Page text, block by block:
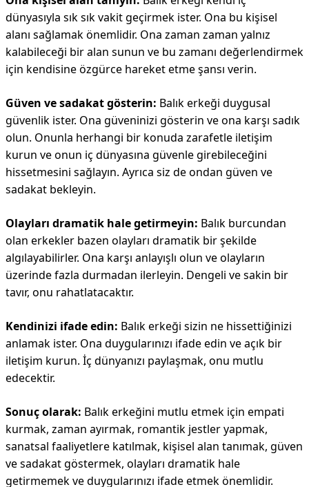
dünyasıyla sık sık vakit geçirmek ister. Ona bu kişisel
alanı sağlamak önemlidir. Ona zaman zaman yalnız
kalabileceği bir alan sunun ve bu zamanı değerlendirmek
için kendisine özgürce hareket etme şansı verin.
Güven ve sadakat gösterin: Balık erkeği duygusal
güvenlik ister. Ona güveninizi gösterin ve ona karşı sadık
olun. Onunla herhangi bir konuda zarafetle iletişim
kurun ve onun iç dünyasına güvenle girebileceğini
hissetmesini sağlayın. Ayrıca siz de ondan güven ve
sadakat bekleyin.
Olayları dramatik hale getirmeyin: Balık burcundan
olan erkekler bazen olayları dramatik bir şekilde
algılayabilirler. Ona karşı anlayışlı olun ve olayların
üzerinde fazla durmadan ilerleyin. Dengeli ve sakin bir
tavır, onu rahatlatacaktır.
Kendinizi ifade edin: Balık erkeği sizin ne hissettiğinizi
anlamak ister. Ona duygularınızı ifade edin ve açık bir
iletişim kurun. İç dünyanızı paylaşmak, onu mutlu
edecektir.
Sonuç olarak: Balık erkeğini mutlu etmek için empati
kurmak, zaman ayırmak, romantik jestler yapmak,
sanatsal faaliyetlere katılmak, kişisel alan tanımak, güven
ve sadakat göstermek, olayları dramatik hale
getirmemek ve duygularınızı ifade etmek önemlidir.